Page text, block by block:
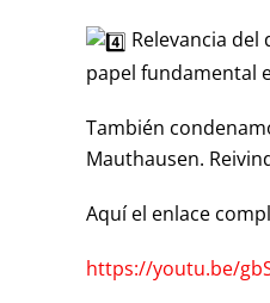
Relevancia
papel fundamental
También
Mauthausen.
Aquí el enlace
https://youtu.be/